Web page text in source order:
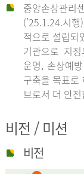
중앙손상관
(’25.1.24.시
적으로 설립되
기관으로 지
운영, 손상예
구축을 목표로
브로서 더 안
비전 / 미션
비전